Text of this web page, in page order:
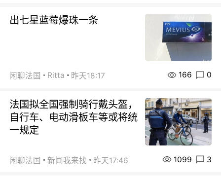
出七星蓝莓爆珠一条
闲聊法国 Ritta 昨天18:17 166 0
法国拟全国强制骑行戴头盔，
自行车、电动滑板车等或将统
一规定
闲聊法国 新闻我来找 昨天17:46 1099 3